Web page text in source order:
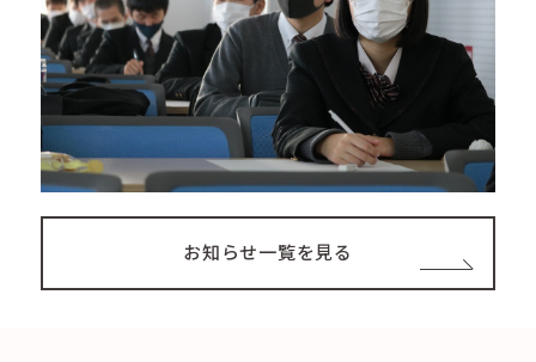
お知らせ一覧を見る